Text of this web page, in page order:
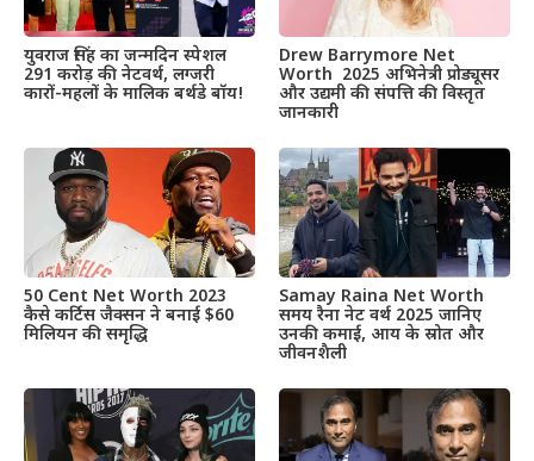
युवराज सिंह का जन्मदिन स्पेशल
291 करोड़ की नेटवर्थ, लग्जरी
कारों-महलों के मालिक बर्थडे बॉय!
Drew Barrymore Net
Worth 2025 अभिनेत्री प्रोड्यूसर
और उद्यमी की संपत्ति की विस्तृत
जानकारी
50 Cent Net Worth 2023
कैसे कर्टिस जैक्सन ने बनाई $60
मिलियन की समृद्धि
Samay Raina Net Worth
समय रैना नेट वर्थ 2025 जानिए
उनकी कमाई, आय के स्रोत और
जीवनशैली